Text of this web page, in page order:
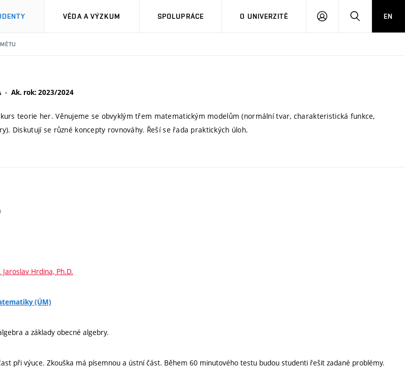
VĚDA A VÝZKUM SPOLUPRÁCE O UNIVERZITĚ
PŘIHLÁSIT HLEDATEN
Ak. rok: 2023/2024
teorie her. Věnujeme se obvyklým třem matematickým modelům (normální tvar, charakteristická funkce,
Diskutují se různé koncepty rovnováhy. Řeší se řada praktických úloh.
Hrdina, Ph.D.
(ÚM)
a základy obecné algebry.
při výuce. Zkouška má písemnou a ústní část. Během 60 minutového testu budou studenti řešit zadané problémy.